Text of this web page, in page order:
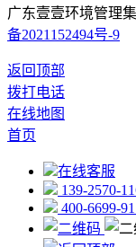
广东壹壹环境管理
备2021152494号-9
返回顶部
拨打电话
在线地图
首页
在线客服
139-2570-
400-6699-